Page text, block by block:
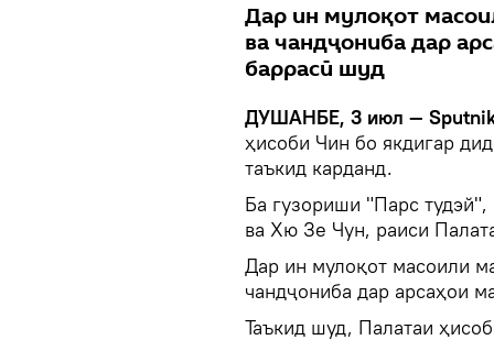
Дар ин мулоқот
ва чандҷониба дар
баррасӣ шуд
ДУШАНБЕ, 3 июл —
ҳисоби Чин бо якдигар
таъкид карданд.
Ба гузориши "Парс тудэй",
ва Хю Зе Чун, раиси
Дар ин мулоқот масоили
чандҷониба дар арсаҳои
Таъкид шуд, Палатаи